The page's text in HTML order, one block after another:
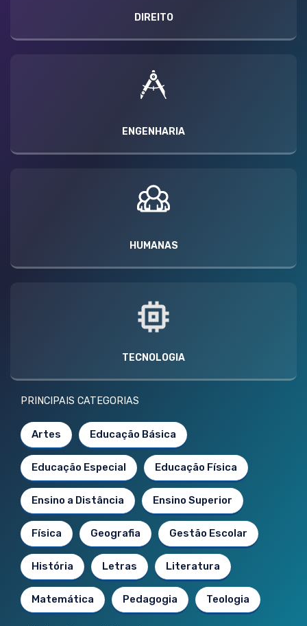
DIREITO
ENGENHARIA
HUMANAS
TECNOLOGIA
PRINCIPAIS CATEGORIAS
Artes Educação Básica
Educação Especial Educação Física
Ensino a Distância Ensino Superior
Física Geografia Gestão Escolar
História Letras Literatura
Matemática Pedagogia Teologia